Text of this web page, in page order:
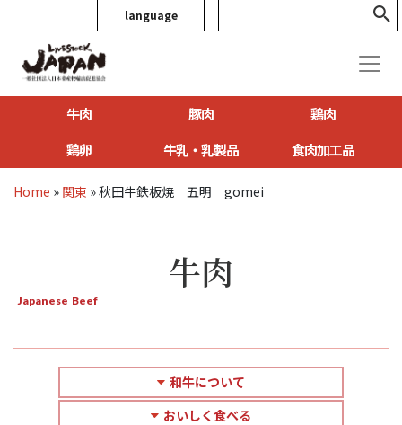
language
牛肉 豚肉
鶏肉
鶏卵
牛乳・乳製品 食肉加工品
Home » 関東 »秋田牛鉄板焼 五明 gomei
牛肉
Japanese Beef
和牛について
おいしく食べる